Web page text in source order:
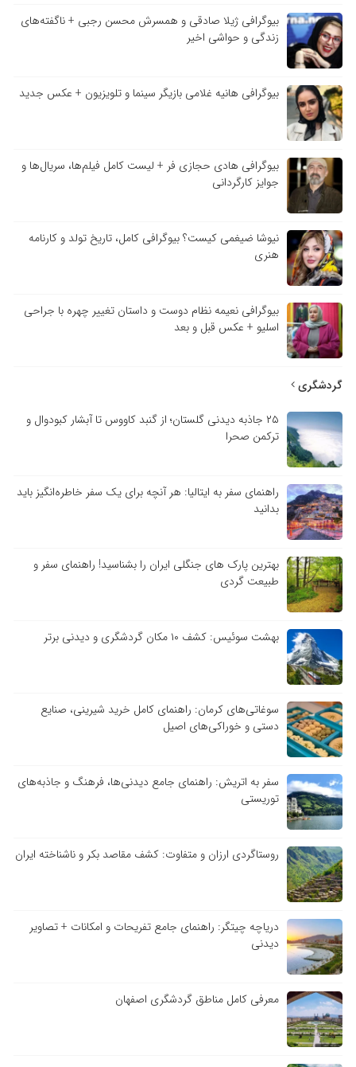
بیوگرافی ژیلا صادقی و همسرش محسن رجبی + ناگفته‌های
زندگی و حواشی اخیر
بیوگرافی هانیه غلامی بازیگر سینما و تلویزیون + عکس جدید
بیوگرافی هادی حجازی فر + لیست کامل فیلم‌ها، سریال‌ها و
جوایز کارگردانی
نیوشا ضیغمی کیست؟ بیوگرافی کامل، تاریخ تولد و کارنامه
هنری
بیوگرافی نعیمه نظام دوست و داستان تغییر چهره با جراحی
اسلیو + عکس قبل و بعد
گردشگری
۲۵ جاذبه دیدنی گلستان؛ از گنبد کاووس تا آبشار کبودوال و
ترکمن صحرا
راهنمای سفر به ایتالیا: هر آنچه برای یک سفر خاطره‌انگیز باید
بدانید
بهترین پارک های جنگلی ایران را بشناسید! راهنمای سفر و
طبیعت گردی
بهشت سوئیس: کشف ۱۰ مکان گردشگری و دیدنی برتر
سوغاتی‌های کرمان: راهنمای کامل خرید شیرینی، صنایع
دستی و خوراکی‌های اصیل
سفر به اتریش: راهنمای جامع دیدنی‌ها، فرهنگ و جاذبه‌های
توریستی
روستاگردی ارزان و متفاوت: کشف مقاصد بکر و ناشناخته ایران
دریاچه چیتگر: راهنمای جامع تفریحات و امکانات + تصاویر
دیدنی
معرفی کامل مناطق گردشگری اصفهان